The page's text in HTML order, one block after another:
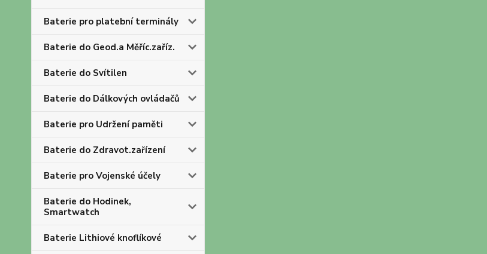
Baterie pro platební terminály
Baterie do Geod.a Měříc.zaříz.
Baterie do Svítilen
Baterie do Dálkových ovládačů
Baterie pro Udržení paměti
Baterie do Zdravot.zařízení
Baterie pro Vojenské účely
Baterie do Hodinek,
Smartwatch
Baterie Lithiové knoflíkové